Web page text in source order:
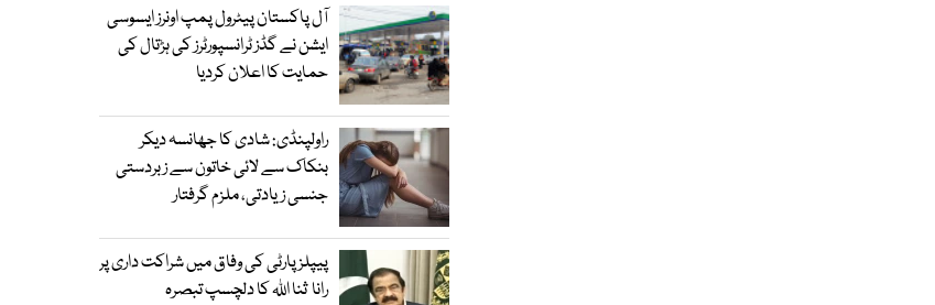
آل پاکستان پیٹرول پمپ اونرز ایسوسی
ایشن نے گڈز ٹرانسپورٹرز کی ہڑتال کی
حمایت کا اعلان کردیا
راولپنڈی: شادی کا جھانسہ دیکر
بنکاک سے لائی خاتون سے زبردستی
جنسی زیادتی، ملزم گرفتار
پیپلز پارٹی کی وفاق میں شراکت داری پر
رانا ثنا اللہ کا دلچسپ تبصرہ